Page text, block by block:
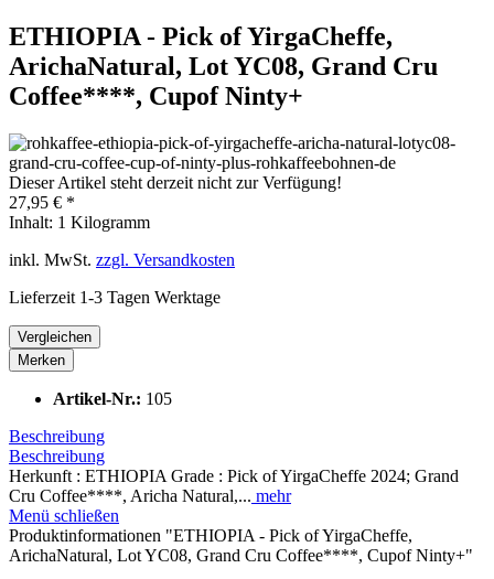
ETHIOPIA - Pick of YirgaCheffe,
ArichaNatural, Lot YC08, Grand Cru
Coffee****, Cupof Ninty+
Dieser Artikel steht derzeit nicht zur Verfügung!
27,95 € *
Inhalt: 1 Kilogramm
inkl. MwSt. zzgl. Versandkosten
Lieferzeit 1-3 Tagen Werktage
Vergleichen
Merken
Artikel-Nr.: 105
Beschreibung
Beschreibung
Herkunft : ETHIOPIA Grade : Pick of YirgaCheffe 2024; Grand
Cru Coffee****, Aricha Natural,... mehr
Menü schließen
Produktinformationen "ETHIOPIA - Pick of YirgaCheffe,
ArichaNatural, Lot YC08, Grand Cru Coffee****, Cupof Ninty+"